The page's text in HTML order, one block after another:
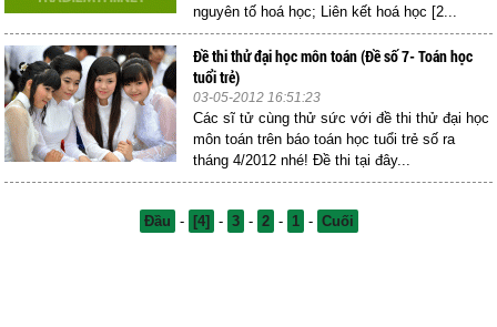
nguyên tố hoá học; Liên kết hoá học [2...
Đề thi thử đại học môn toán (Đề số 7- Toán học
tuổi trẻ)
03-05-2012 16:51:23
Các sĩ tử cùng thử sức với đề thi thử đại học
môn toán trên báo toán học tuổi trẻ số ra
tháng 4/2012 nhé! Đề thi tại đây...
Đầu - [4] - 3 - 2 - 1 - Cuối